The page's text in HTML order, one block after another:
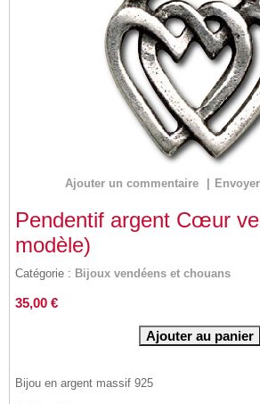
Ajouter un commentaire
Pendentif argent Cœur
modèle)
Catégorie : Bijoux vendéens et chouans
35,00 €
Bijou en argent massif 925